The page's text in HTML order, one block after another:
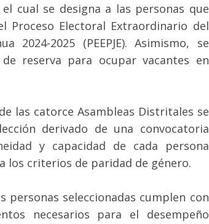
cual se designa a las personas que
Proceso Electoral Extraordinario del
2024-2025 (PEEPJE). Asimismo, se
reserva para ocupar vacantes en
las catorce Asambleas Distritales se
derivado de una convocatoria
y capacidad de cada persona
los criterios de paridad de género.
personas seleccionadas cumplen con
necesarios para el desempeño